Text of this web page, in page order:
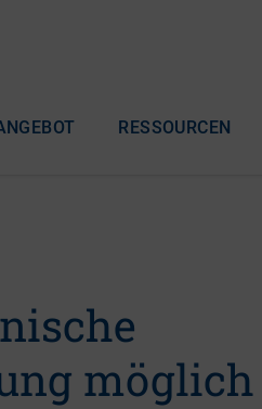
RESSOURCEN
möglich